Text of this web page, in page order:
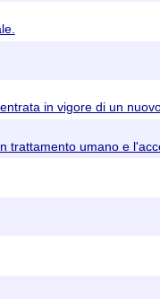
in vigore di un
trattamento umano e